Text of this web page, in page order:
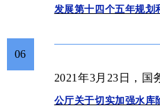
发展第十四个五年规划
06
2021年3月23日，国
公厅关于切实加强水库